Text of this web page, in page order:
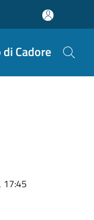
Cadore
17:45